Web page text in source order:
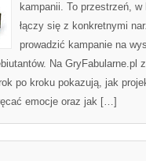
kampanii. To przestrzeń,
łączy się z konkretnymi
prowadzić kampanie na
Na GryFabularne.pl
po kroku pokazują, jak
emocje oraz jak […]